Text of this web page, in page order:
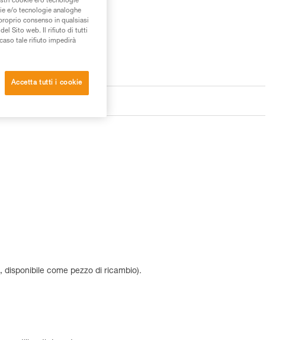
disponibile come pezzo di ricambio).
e/o tecnologie analoghe
consenso in qualsiasi
Sito web. Il rifiuto di tutti
tale rifiuto impedirà
Accetta tutti i cookie